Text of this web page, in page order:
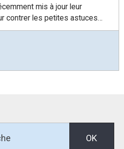
mis à jour leur
contrer les petites astuces
accéder à votre téléphone
sans autorisation. Dans cet
comment activer cette
pour protéger votre iPhone.
OK